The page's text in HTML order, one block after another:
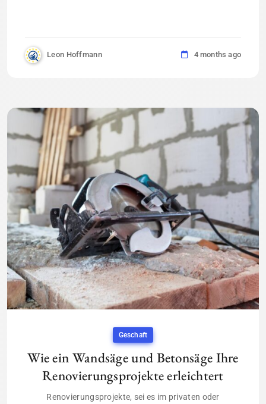
Leon Hoffmann 4 months ago
Geschaft
Wie ein Wandsäge und Betonsäge Ihre
Renovierungsprojekte erleichtert
Renovierungsprojekte, sei es im privaten oder